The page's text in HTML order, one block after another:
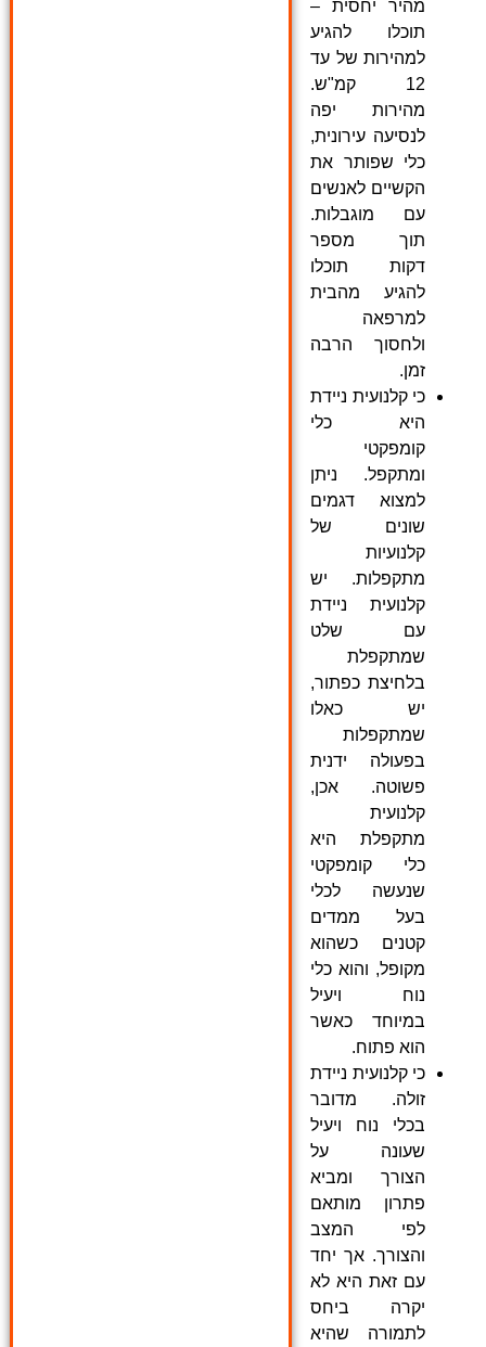
מהיר יחסית –
תוכלו להגיע
למהירות של עד
12 קמ"ש.
מהירות יפה
לנסיעה עירונית,
כלי שפותר את
הקשיים לאנשים
עם מוגבלות.
תוך מספר
דקות תוכלו
להגיע מהבית
למרפאה
ולחסוך הרבה
זמן.
כי קלנועית ניידת
היא כלי
קומפקטי
ומתקפל. ניתן
למצוא דגמים
שונים של
קלנועיות
מתקפלות. יש
קלנועית ניידת
עם שלט
שמתקפלת
בלחיצת כפתור,
יש כאלו
שמתקפלות
בפעולה ידנית
פשוטה. אכן,
קלנועית
מתקפלת היא
כלי קומפקטי
שנעשה לכלי
בעל ממדים
קטנים כשהוא
מקופל, והוא כלי
נוח ויעיל
במיוחד כאשר
הוא פתוח.
כי קלנועית ניידת
זולה. מדובר
בכלי נוח ויעיל
שעונה על
הצורך ומביא
פתרון מותאם
לפי המצב
והצורך. אך יחד
עם זאת היא לא
יקרה ביחס
לתמורה שהיא